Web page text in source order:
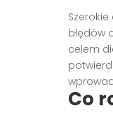
błędów
celem
Co